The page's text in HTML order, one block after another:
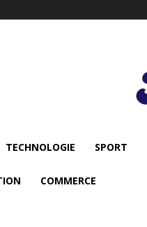
TECHNOLOGIE SPORT
COMMERCE